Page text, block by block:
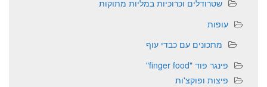
שטרודלים וכרוכיות במליות מתוקות
עופות
מתכונים עם כבדי עוף
פינגר פוד "finger food"
פיצות ופוקצ'ות